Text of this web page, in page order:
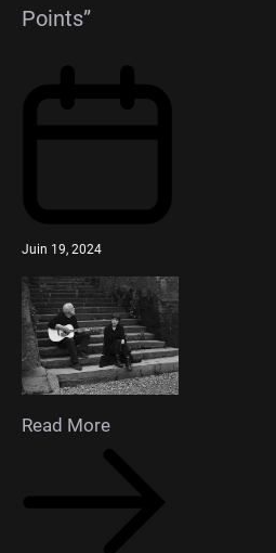
Points”
Juin 19, 2024
Read More